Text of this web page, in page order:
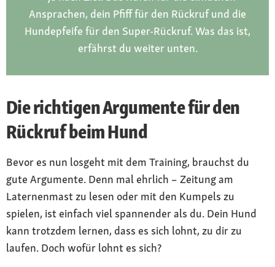
Ansprachen, dein Pfiff für den Rückruf und die
Hundepfeife für den Super-Rückruf. Was das ist,
erfährst du weiter unten.
Die richtigen Argumente für den
Rückruf beim Hund
Bevor es nun losgeht mit dem Training, brauchst du
gute Argumente. Denn mal ehrlich – Zeitung am
Laternenmast zu lesen oder mit den Kumpels zu
spielen, ist einfach viel spannender als du. Dein Hund
kann trotzdem lernen, dass es sich lohnt, zu dir zu
laufen. Doch wofür lohnt es sich?